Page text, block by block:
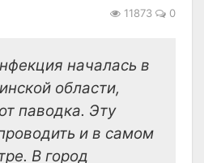
11873 0
началась в
области,
паводка. Эту
и в самом
В город